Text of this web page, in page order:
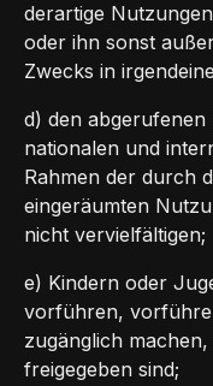
derartige
oder ihn sonst
Zwecks in
d) den
nationalen und
Rahmen der durch
eingeräumten
nicht vervielfältigen;
e) Kindern oder
vorführen,
zugänglich
freigegeben sind;